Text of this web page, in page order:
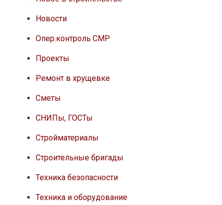
Новости
Опер.контроль СМР
Проекты
Ремонт в хрущевке
Сметы
СНИПы, ГОСТы
Стройматериалы
Строительные бригады
Техника безопасности
Техника и оборудование